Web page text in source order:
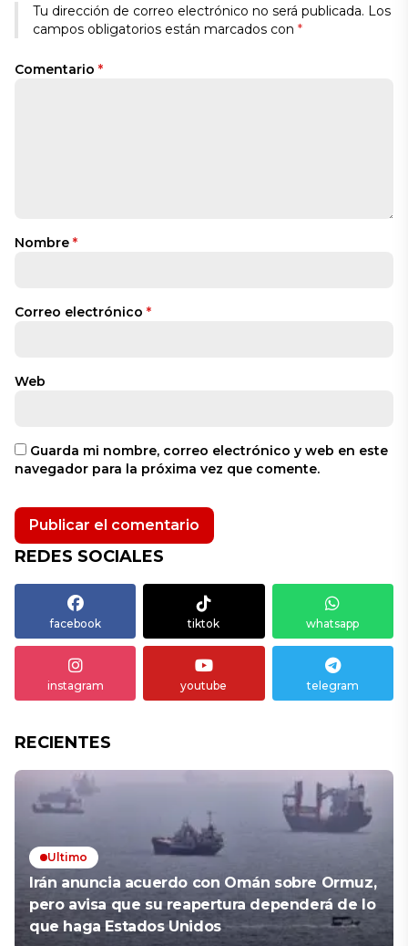
Tu dirección de correo electrónico no será publicada. Los
campos obligatorios están marcados con *
Comentario *
Nombre *
Correo electrónico *
Web
Guarda mi nombre, correo electrónico y web en este
navegador para la próxima vez que comente.
REDES SOCIALES
facebook tiktok whatsapp
instagram youtube telegram
RECIENTES
Ultimo
Irán anuncia acuerdo con Omán sobre Ormuz,
pero avisa que su reapertura dependerá de lo
que haga Estados Unidos